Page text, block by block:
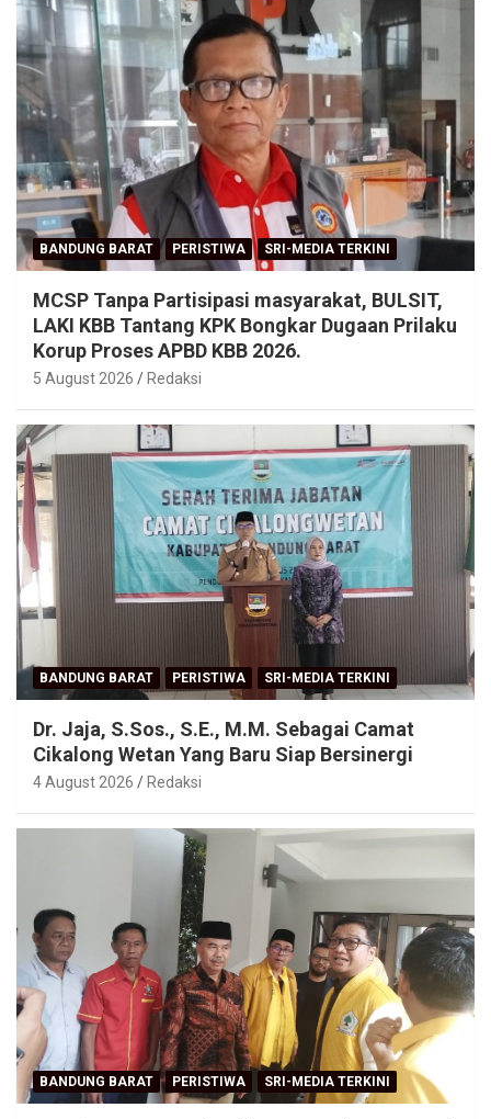
BANDUNG BARAT PERISTIWA SRI-MEDIA TERKINI
MCSP Tanpa Partisipasi masyarakat, BULSIT,
LAKI KBB Tantang KPK Bongkar Dugaan Prilaku
Korup Proses APBD KBB 2026.
5 August 2026 Redaksi
BANDUNG BARAT PERISTIWA SRI-MEDIA TERKINI
Dr. Jaja, S.Sos., S.E., M.M. Sebagai Camat
Cikalong Wetan Yang Baru Siap Bersinergi
4 August 2026 Redaksi
BANDUNG BARAT PERISTIWA SRI-MEDIA TERKINI